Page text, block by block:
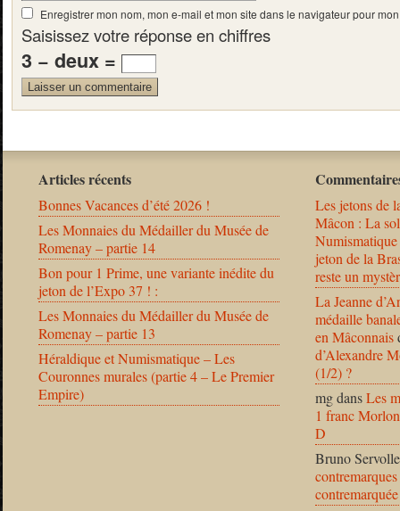
Enregistrer mon nom, mon e-mail et mon site dans le navigateur pour
Saisissez votre réponse en chiffres
3 − deux =
Articles récents
Bonnes Vacances d’été 2026 !
Les Monnaies du Médailler du Musée de
Romenay – partie 14
Bon pour 1 Prime, une variante inédite du
jeton de l’Expo 37 ! :
Les Monnaies du Médailler du Musée de
Romenay – partie 13
Héraldique et Numismatique – Les
Couronnes murales (partie 4 – Le Premier
Empire)
Les jetons de
Mâcon : La
jeton de la
reste un
La Jeanne
médaille
en Mâconnais
d’Alexandre
(1/2) ?
mgdansLes
1 franc
D
Bruno Servolle